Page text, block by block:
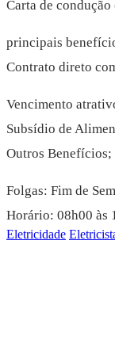
Carta de
principais
Contrato direto
Vencimento
Subsídio de
Outros Benefícios;
Folgas: Fim de
Horário: 08h00 às
Eletricidade